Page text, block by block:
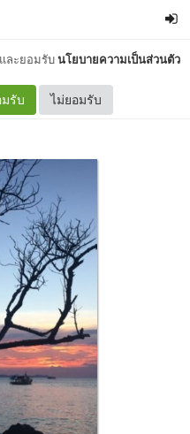
ละยอมรับนโยบายความเป็นส่วนตัว
มรับ ไม่ยอมรับ